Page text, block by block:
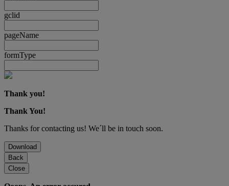
gclid
pageName
formType
Thank you!
Thank You!
Thanks for contacting us! We´ll be in touch soon.
Download
Back
Close